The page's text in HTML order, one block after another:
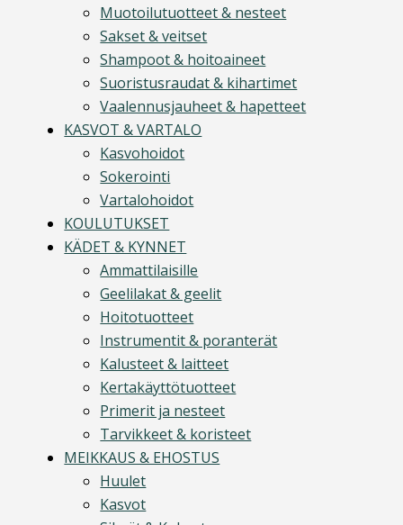
Muotoilutuotteet & nesteet
Sakset & veitset
Shampoot & hoitoaineet
Suoristusraudat & kihartimet
Vaalennusjauheet & hapetteet
KASVOT & VARTALO
Kasvohoidot
Sokerointi
Vartalohoidot
KOULUTUKSET
KÄDET & KYNNET
Ammattilaisille
Geelilakat & geelit
Hoitotuotteet
Instrumentit & poranterät
Kalusteet & laitteet
Kertakäyttötuotteet
Primerit ja nesteet
Tarvikkeet & koristeet
MEIKKAUS & EHOSTUS
Huulet
Kasvot